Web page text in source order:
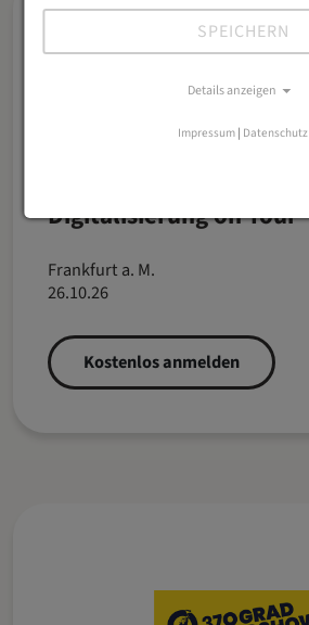
Digitalisierung on Tour
Frankfurt a. M.
26.10.26
Kostenlos anmelden
SPEICHERN
Details anzeigen
Impressum | Datenschutz